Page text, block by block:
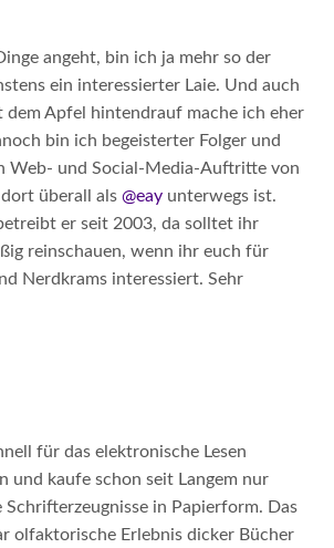
angeht, bin ich ja mehr so der
ein interessierter Laie. Und auch
dem Apfel hintendrauf mache ich eher
bin ich begeisterter Folger und
Web- und Social-Media-Auftritte von
überall als @eayunterwegs ist.
er seit 2003, da solltet ihr
reinschauen, wenn ihr euch für
Nerdkrams interessiert. Sehr
für das elektronische Lesen
und kaufe schon seit Langem nur
Schrifterzeugnisse in Papierform. Das
olfaktorische Erlebnis dicker Bücher